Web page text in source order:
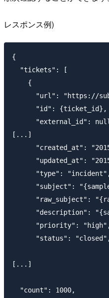
レスポンス例)
{
  "tickets": [
    {
"url": "https://
      "id": {ticket_id},
"external_id":
[...]
"created_at":
"updated_at":
"type":
"subject":
"raw_subject":
"description":
"priority":
"status":
[...]
  "count": 1000,